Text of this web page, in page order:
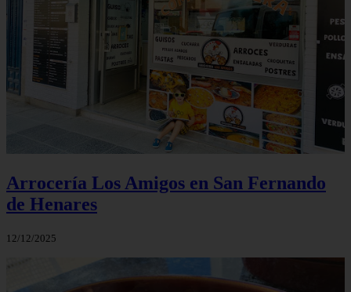
Arrocería Los Amigos en San Fernando
de Henares
12/12/2025